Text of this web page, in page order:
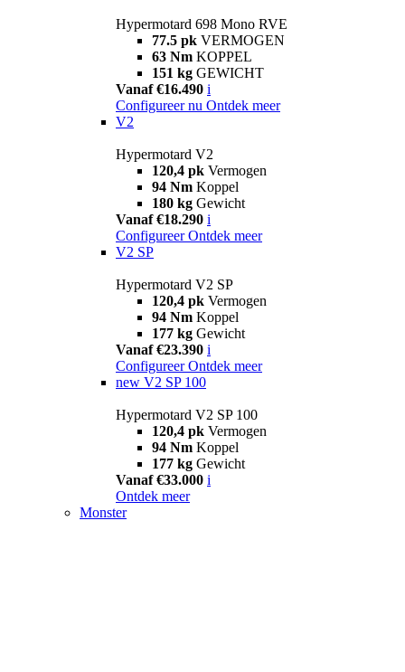
Hypermotard 698 Mono RVE
77.5 pk VERMOGEN
63 Nm KOPPEL
151 kg GEWICHT
Vanaf €16.490 i
Configureer nu Ontdek meer
V2
Hypermotard V2
120,4 pk Vermogen
94 Nm Koppel
180 kg Gewicht
Vanaf €18.290 i
Configureer Ontdek meer
V2 SP
Hypermotard V2 SP
120,4 pk Vermogen
94 Nm Koppel
177 kg Gewicht
Vanaf €23.390 i
Configureer Ontdek meer
new V2 SP 100
Hypermotard V2 SP 100
120,4 pk Vermogen
94 Nm Koppel
177 kg Gewicht
Vanaf €33.000 i
Ontdek meer
Monster